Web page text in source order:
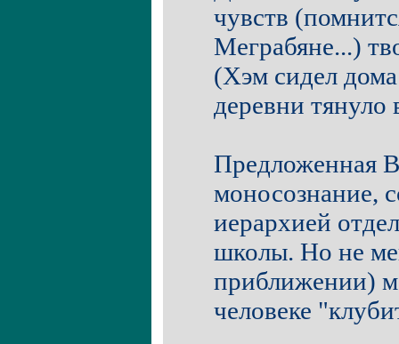
чувств
Меграбяне...)
(Хэм сидел
деревни тянуло
Предложенная
моносознание,
иерархией
школы. Но не
приближении)
человеке